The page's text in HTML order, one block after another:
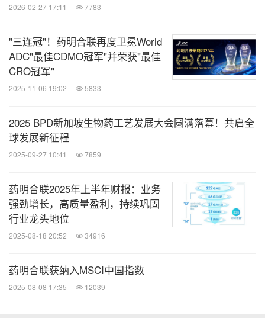
2026-02-27 17:11 7783
"三连冠"！药明合联再度卫冕World
ADC"最佳CDMO冠军"并荣获"最佳
CRO冠军"
2025-11-06 19:02 5833
2025 BPD新加坡生物药工艺发展大会圆满落幕！共启全
球发展新征程
2025-09-27 10:41 7859
药明合联2025年上半年财报：业务
强劲增长，高质量盈利，持续巩固
行业龙头地位
2025-08-18 20:52 34916
药明合联获纳入MSCI中国指数
2025-08-08 17:35 12039